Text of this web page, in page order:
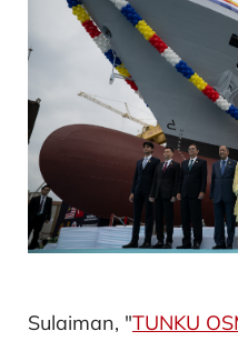
Sulaiman, "TUNKU